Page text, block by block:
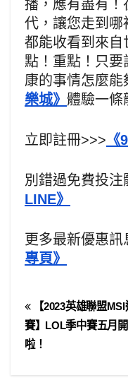
播，應有盡有！
代，讓您走到哪
都能收看到來自
點！重點！只
康的事情怎麼
樂城》 體驗一條
立即註冊>>> 《
別錯過免費投注
LINE》
更多最新優惠訊
專頁》
【2023英雄聯盟MSI
賽】LOL季中賽五月
啦！